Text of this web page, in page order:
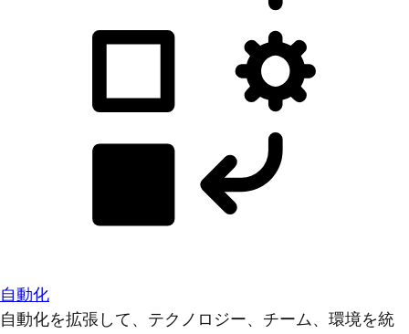
自動化
自動化を拡張して、テクノロジー、チーム、環境を統